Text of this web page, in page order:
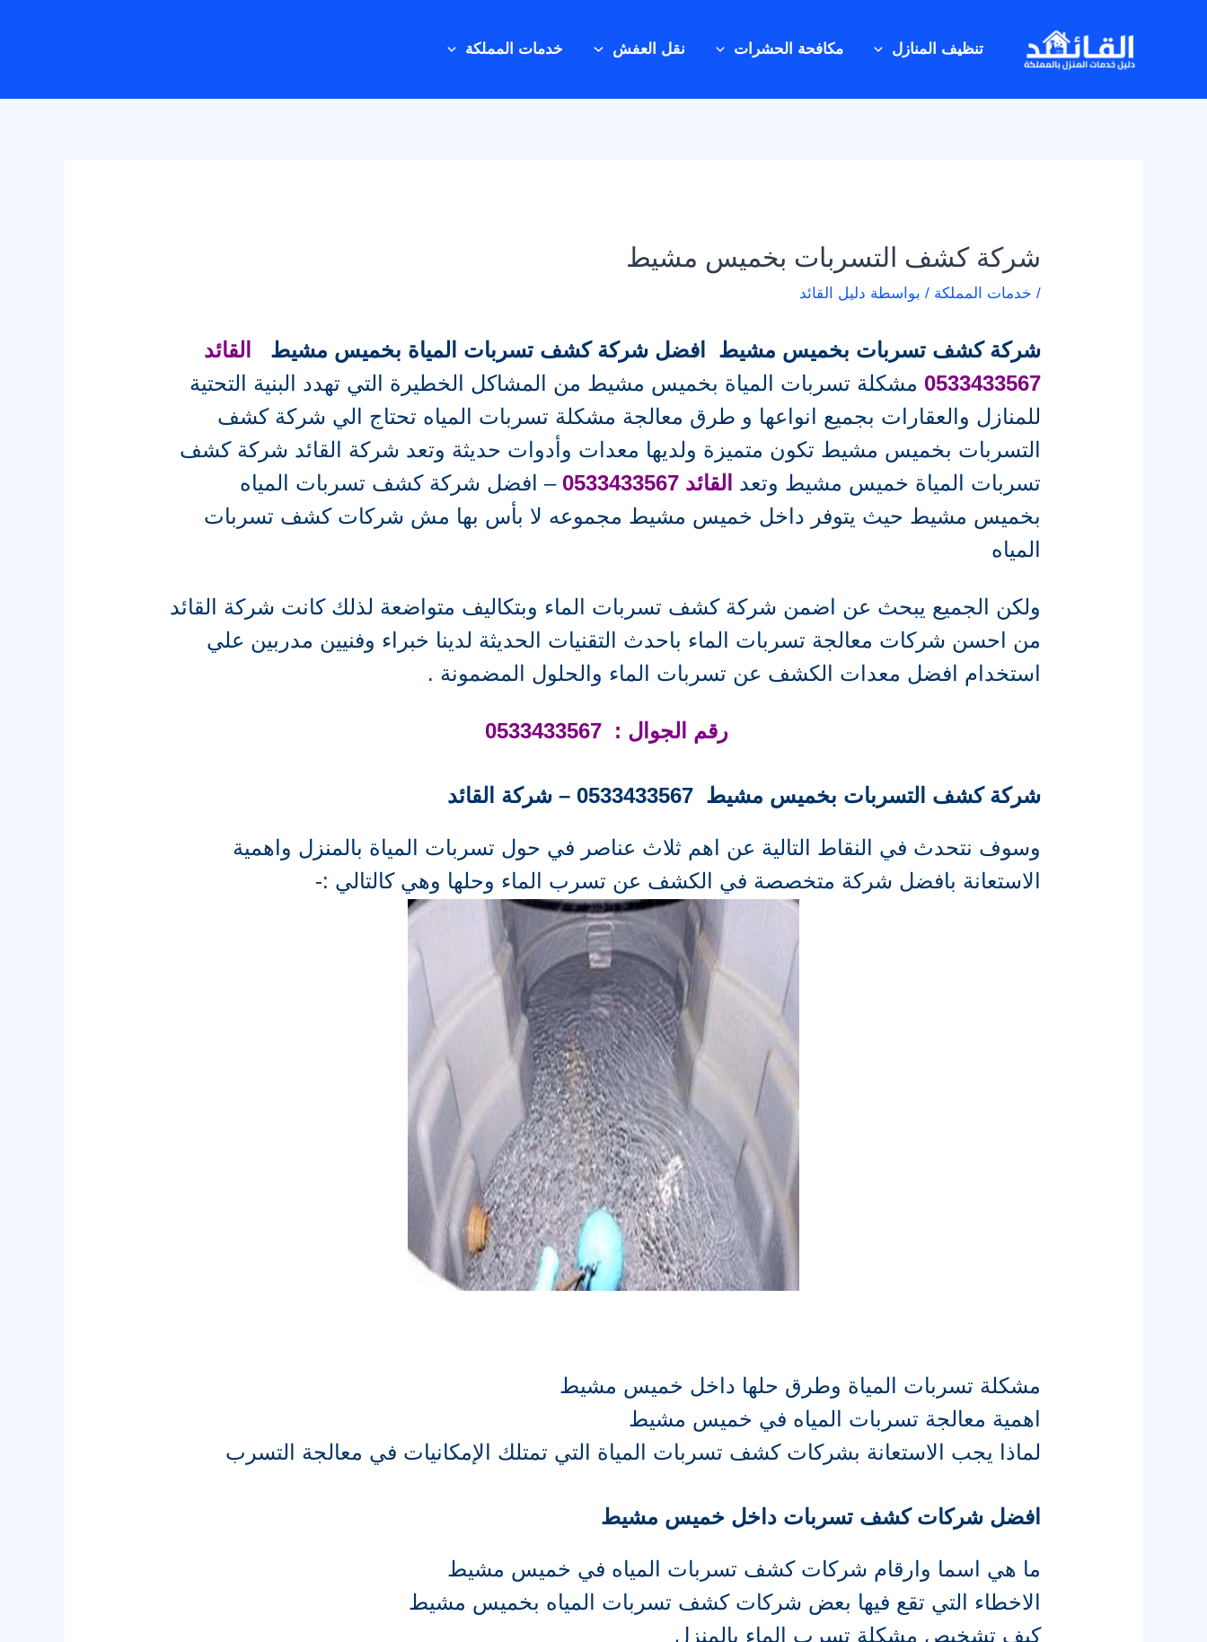
تنظيف المنازل مكافحة الحشرات نقل العفش خدمات المملكة
شركة كشف التسربات بخميس مشيط
/ خدمات المملكة / بواسطة دليل القائد
شركة كشف تسربات بخميس مشيط افضل شركة كشف تسربات المياة بخميس مشيط
القائد
0533433567 مشكلة تسربات المياة بخميس مشيط من المشاكل الخطيرة التي تهدد البنية التحتية
للمنازل والعقارات بجميع انواعها و طرق معالجة مشكلة تسربات المياه تحتاج الي شركة كشف
التسربات بخميس مشيط تكون متميزة ولديها معدات وأدوات حديثة وتعد شركة القائد شركة كشف
تسربات المياة خميس مشيط وتعد القائد 0533433567
– افضل شركة كشف تسربات المياه
بخميس مشيط حيث يتوفر داخل خميس مشيط مجموعه لا بأس بها مش شركات كشف تسربات
المياه
ولكن الجميع يبحث عن اضمن شركة كشف تسربات الماء وبتكاليف متواضعة لذلك كانت شركة القائد
من احسن شركات معالجة تسربات الماء باحدث التقنيات الحديثة لدينا خبراء وفنيين مدربين علي
استخدام افضل معدات الكشف عن تسربات الماء والحلول المضمونة .
رقم الجوال : 0533433567
شركة كشف التسربات بخميس مشيط 0533433567 – شركة القائد
وسوف نتحدث في النقاط التالية عن اهم ثلاث عناصر في حول تسربات المياة بالمنزل واهمية
الاستعانة بافضل شركة متخصصة في الكشف عن تسرب الماء وحلها وهي كالتالي :-
مشكلة تسربات المياة وطرق حلها داخل خميس مشيط
اهمية معالجة تسربات المياه في خميس مشيط
لماذا يجب الاستعانة بشركات كشف تسربات المياة التي تمتلك الإمكانيات في معالجة التسرب
افضل شركات كشف تسربات داخل خميس مشيط
ما هي اسما وارقام شركات كشف تسربات المياه في خميس مشيط
الاخطاء التي تقع فيها بعض شركات كشف تسربات المياه بخميس مشيط
كيف تشخيص مشكلة تسرب الماء بالمنزل
navigation